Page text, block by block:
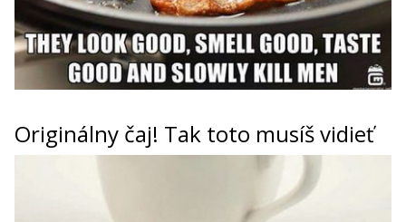
Originálny čaj! Tak toto musíš vidieť